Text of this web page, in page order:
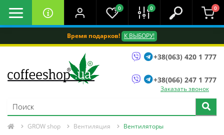
Время подарков! К ВЫБОРУ!
0 0 0
+38(063) 420 1 777
+38(066) 247 1 777
Заказать звонок
GROW shop Вентиляция Вентиляторы